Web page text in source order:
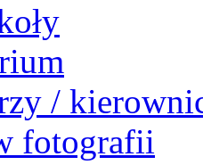
/
fotografii